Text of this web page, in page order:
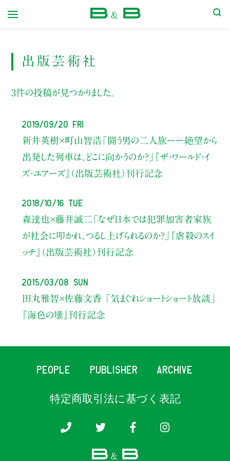
出版芸術社
3件の投稿が見つかりました。
2019/09/20 Fri
新井英樹×町山智浩「闘う男の二人旅ーー絶望から
出発した列車は、どこに向かうのか？」
『ザ・ワールド・イ
ズ・ユアーズ』（出版芸術社）刊行記念
2018/10/16 Tue
森達也×藤井誠二 「なぜ日本では犯罪加害者家族
が社会に叩かれ、つるし上げられるのか？」
『虐殺のスイ
ッチ』（出版芸術社）刊行記念
2015/03/08 Sun
田丸雅智×佐藤文香 「気まぐれショートショート放談」
『海色の壜』刊行記念
PEOPLE PUBLISHER ARCHIVE
特定商取引法に基づく表記